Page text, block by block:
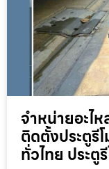
จำหน่ายอะไ
ติดตั้งประตูรี
ทั่วไทย ประตู